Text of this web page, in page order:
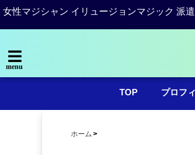
女性マジシャン イリュージョンマジック 派
menu
TOP プロフ
ホーム